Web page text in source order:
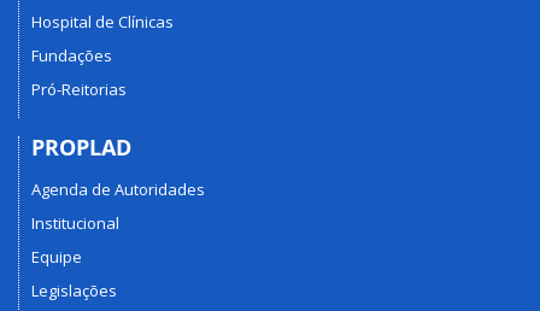
Hospital de Clínicas
Fundações
Pró-Reitorias
PROPLAD
Agenda de Autoridades
Institucional
Equipe
Legislações